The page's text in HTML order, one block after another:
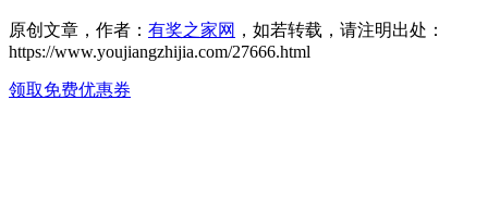
原创文章，作者： 有奖之家网 ，如若转载，请注明出处：
https://www.youjiangzhijia.com/27666.html
领取免费优惠券